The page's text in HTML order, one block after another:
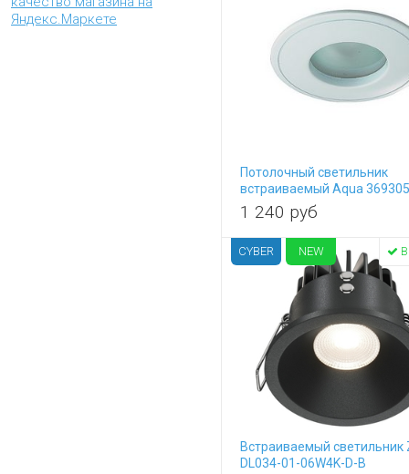
Mantra
Потолочный светильник
встраиваемый Aqua 369305
1 240 руб
Встраиваемый светильник
DL034-01-06W4K-D-B
CYBER NEW